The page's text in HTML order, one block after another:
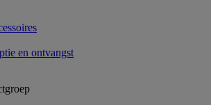
en ontvangst